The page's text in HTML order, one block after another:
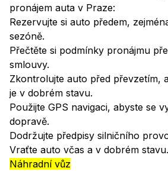
pronájem auta v Praze:
Rezervujte si auto předem,
sezóně.
Přečtěte si podmínky pronájmu
smlouvy.
Zkontrolujte auto před převzetím,
je v dobrém stavu.
Použijte GPS navigaci, abyste se
dopravě.
Dodržujte předpisy silničního
Vraťte auto včas a v dobrém stavu.
Náhradní vůz